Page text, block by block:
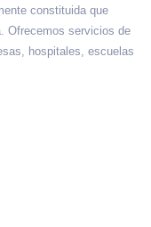
constituida que
Ofrecemos servicios de
hospitales, escuelas